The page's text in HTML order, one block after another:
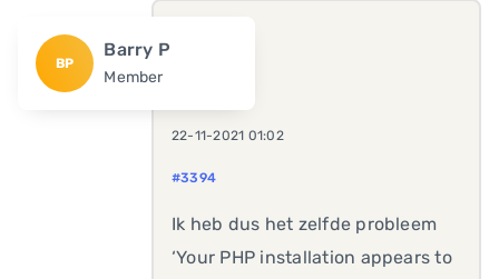
BP
Barry P
Member
22-11-2021 01:02
#3394
Ik heb dus het zelfde probleem
‘Your PHP installation appears to